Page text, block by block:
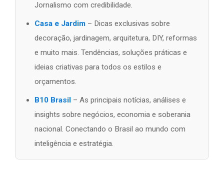
Jornalismo com credibilidade.
Casa e Jardim – Dicas exclusivas sobre
decoração, jardinagem, arquitetura, DIY, reformas
e muito mais. Tendências, soluções práticas e
ideias criativas para todos os estilos e
orçamentos.
B10 Brasil – As principais notícias, análises e
insights sobre negócios, economia e soberania
nacional. Conectando o Brasil ao mundo com
inteligência e estratégia.